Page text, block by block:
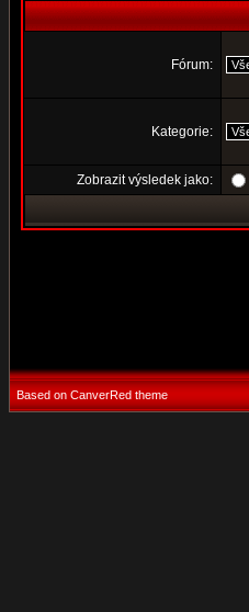
Fórum:
Kategorie:
Zobrazit výsledek jako:
Based on CanverRed theme